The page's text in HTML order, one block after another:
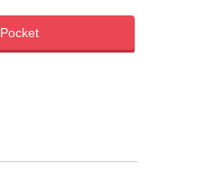
Pocket